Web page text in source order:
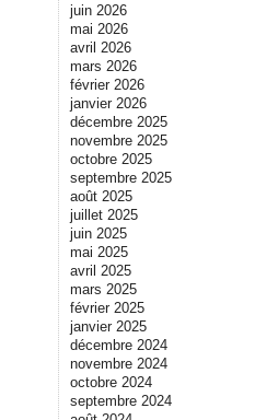
juin 2026
mai 2026
avril 2026
mars 2026
février 2026
janvier 2026
décembre 2025
novembre 2025
octobre 2025
septembre 2025
août 2025
juillet 2025
juin 2025
mai 2025
avril 2025
mars 2025
février 2025
janvier 2025
décembre 2024
novembre 2024
octobre 2024
septembre 2024